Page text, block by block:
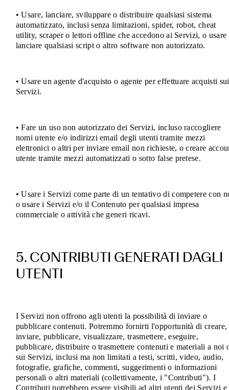
• Usare, lanciare, sviluppare o distribuire qualsiasi sistema
automatizzato, inclusi senza limitazioni, spider, robot, cheat
utility, scraper o lettori offline che accedono ai Servizi, o usare
lanciare qualsiasi script o altro software non autorizzato.
• Usare un agente d'acquisto o agente per effettuare acquisti sui
Servizi.
• Fare un uso non autorizzato dei Servizi, incluso raccogliere
nomi utente e/o indirizzi email degli utenti tramite mezzi
elettronici o altri per inviare email non richieste, o creare
utente tramite mezzi automatizzati o sotto false pretese.
• Usare i Servizi come parte di un tentativo di competere con
o usare i Servizi e/o il Contenuto per qualsiasi impresa
commerciale o attività che generi ricavi.
5. CONTRIBUTI GENERATI DAGLI
UTENTI
I Servizi non offrono agli utenti la possibilità di inviare o
pubblicare contenuti. Potremmo fornirti l'opportunità di creare,
inviare, pubblicare, visualizzare, trasmettere, eseguire,
pubblicare, distribuire o trasmettere contenuti e materiali a noi
sui Servizi, inclusi ma non limitati a testi, scritti, video, audio,
fotografie, grafiche, commenti, suggerimenti o informazioni
personali o altri materiali (collettivamente, i "Contributi"). I
Contributi potrebbero essere visibili ad altri utenti dei Servizi e